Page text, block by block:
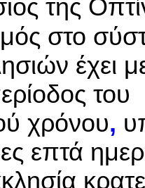
ιος της
στο
έχει
του
χρόνου,
επτά